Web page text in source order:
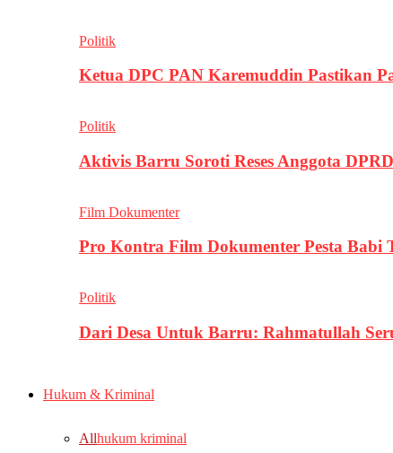
Politik
Ketua DPC PAN Karemuddin Pastikan
Politik
Aktivis Barru Soroti Reses Anggota
Film Dokumenter
Pro Kontra Film Dokumenter Pesta
Politik
Dari Desa Untuk Barru: Rahmatullah
Hukum & Kriminal
Allhukum kriminal